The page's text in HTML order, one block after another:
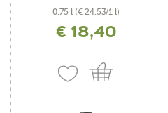
0,75 l (€ 24,53/1 l)
€ 18,40